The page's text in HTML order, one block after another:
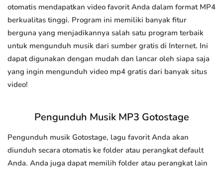
otomatis mendapatkan video favorit Anda dalam format MP4
berkualitas tinggi. Program ini memiliki banyak fitur
berguna yang menjadikannya salah satu program terbaik
untuk mengunduh musik dari sumber gratis di Internet. Ini
dapat digunakan dengan mudah dan lancar oleh siapa saja
yang ingin mengunduh video mp4 gratis dari banyak situs
video!
Pengunduh Musik MP3 Gotostage
Pengunduh musik Gotostage, lagu favorit Anda akan
diunduh secara otomatis ke folder atau perangkat default
Anda. Anda juga dapat memilih folder atau perangkat lain